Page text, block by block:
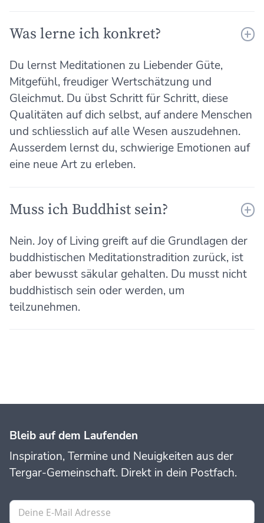
Was lerne ich konkret?
Du lernst Meditationen zu Liebender Güte,
Mitgefühl, freudiger Wertschätzung und
Gleichmut. Du übst Schritt für Schritt, diese
Qualitäten auf dich selbst, auf andere Menschen
und schliesslich auf alle Wesen auszudehnen.
Ausserdem lernst du, schwierige Emotionen auf
eine neue Art zu erleben.
Muss ich Buddhist sein?
Nein. Joy of Living greift auf die Grundlagen der
buddhistischen Meditationstradition zurück, ist
aber bewusst säkular gehalten. Du musst nicht
buddhistisch sein oder werden, um
teilzunehmen.
Bleib auf dem Laufenden
Inspiration, Termine und Neuigkeiten aus der
Tergar-Gemeinschaft. Direkt in dein Postfach.